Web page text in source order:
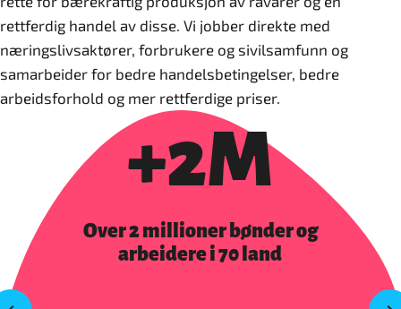
rettferdig handel av disse. Vi jobber direkte med
næringslivsaktører, forbrukere og sivilsamfunn og
samarbeider for bedre handelsbetingelser, bedre
arbeidsforhold og mer rettferdige priser.
+2M
Over 2 millioner bønder og
arbeidere i 70 land